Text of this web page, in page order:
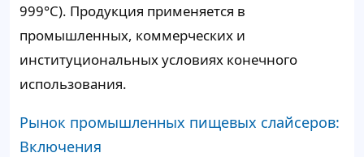
999°C). Продукция применяется в
промышленных, коммерческих и
институциональных условиях конечного
использования.
Рынок промышленных пищевых слайсеров:
Включения